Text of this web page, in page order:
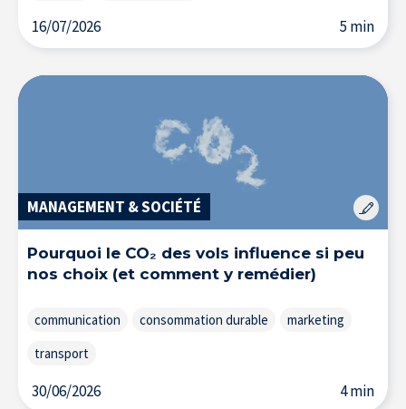
16/07/2026 5 min
MANAGEMENT & SOCIÉTÉ
Pourquoi le CO₂ des vols influence si peu
nos choix (et comment y remédier)
communication consommation durable
marketing
transport
30/06/2026 4 min